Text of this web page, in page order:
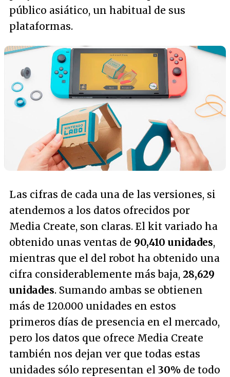
público asiático, un habitual de sus
plataformas.
Las cifras de cada una de las versiones, si
atendemos a los datos ofrecidos por
Media Create, son claras. El kit variado ha
obtenido unas ventas de 90,410 unidades,
mientras que el del robot ha obtenido una
cifra considerablemente más baja, 28,629
unidades. Sumando ambas se obtienen
más de 120.000 unidades en estos
primeros días de presencia en el mercado,
pero los datos que ofrece Media Create
también nos dejan ver que todas estas
unidades sólo representan el 30% de todo